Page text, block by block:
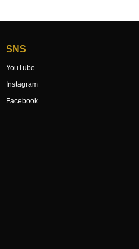
SNS
YouTube
Instagram
Facebook